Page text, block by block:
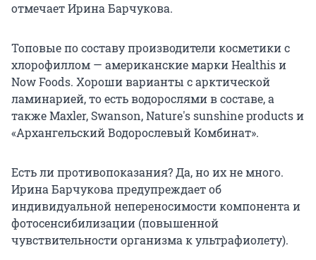
отмечает Ирина Барчукова.
Топовые по составу производители косметики с
хлорофиллом — американские марки Healthis и
Now Foods. Хороши варианты с арктической
ламинарией, то есть водорослями в составе, а
также Maxler, Swanson, Nature's sunshine products и
«Архангельский Водорослевый Комбинат».
Есть ли противопоказания? Да, но их не много.
Ирина Барчукова предупреждает об
индивидуальной непереносимости компонента и
фотосенсибилизации (повышенной
чувствительности организма к ультрафиолету).